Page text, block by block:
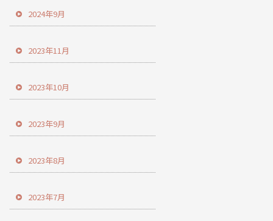
2024年9月
2023年11月
2023年10月
2023年9月
2023年8月
2023年7月